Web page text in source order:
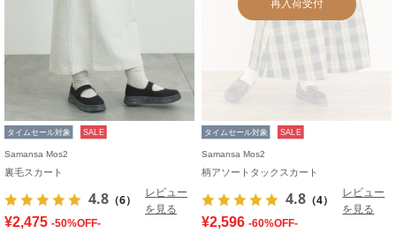
タイムセール対象 SALE
Samansa Mos2
裏毛スカート
4.8 （6）
レビュー
を見る
¥2,475 -50%OFF-
再入荷受付
タイムセール対象 SALE
Samansa Mos2
柄アソートタックスカート
4.8 （4）
レビュー
を見る
¥2,596 -60%OFF-